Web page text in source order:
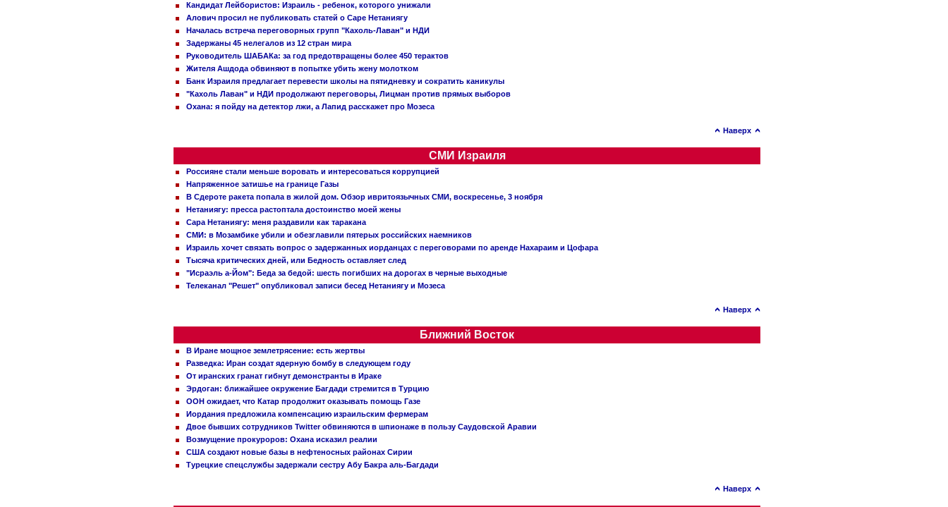
Кандидат Лейбористов: Израиль - ребенок, которого унижали
Алович просил не публиковать статей о Саре Нетаниягу
Началась встреча переговорных групп "Кахоль-Лаван" и НДИ
Задержаны 45 нелегалов из 12 стран мира
Руководитель ШАБАКа: за год предотвращены более 450 терактов
Жителя Ашдода обвиняют в попытке убить жену молотком
Банк Израиля предлагает перевести школы на пятидневку и сократить каникулы
"Кахоль Лаван" и НДИ продолжают переговоры, Лицман против прямых выборов
Охана: я пойду на детектор лжи, а Лапид расскажет про Мозеса
Наверх
СМИ Израиля
Россияне стали меньше воровать и интересоваться коррупцией
Напряженное затишье на границе Газы
В Сдероте ракета попала в жилой дом. Обзор ивритоязычных СМИ, воскресенье, 3 ноября
Нетаниягу: пресса растоптала достоинство моей жены
Сара Нетаниягу: меня раздавили как таракана
СМИ: в Мозамбике убили и обезглавили пятерых российских наемников
Израиль хочет связать вопрос о задержанных иорданцах с переговорами по аренде Нахараим и Цофара
Тысяча критических дней, или Бедность оставляет след
"Исраэль а-Йом": Беда за бедой: шесть погибших на дорогах в черные выходные
Телеканал "Решет" опубликовал записи бесед Нетаниягу и Мозеса
Наверх
Ближний Восток
В Иране мощное землетрясение: есть жертвы
Разведка: Иран создат ядерную бомбу в следующем году
От иранских гранат гибнут демонстранты в Ираке
Эрдоган: ближайшее окружение Багдади стремится в Турцию
ООН ожидает, что Катар продолжит оказывать помощь Газе
Иордания предложила компенсацию израильским фермерам
Двое бывших сотрудников Twitter обвиняются в шпионаже в пользу Саудовской Аравии
Возмущение прокуроров: Охана исказил реалии
США создают новые базы в нефтеносных районах Сирии
Турецкие спецслужбы задержали сестру Абу Бакра аль-Багдади
Наверх